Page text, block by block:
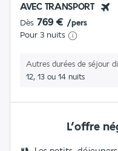
AVEC TRANSPORT
Dès 769 € /pers
Pour 3 nuits
Autres durées de séjour
12, 13 ou 14 nuits
L’offre